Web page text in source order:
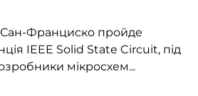
Сан-Франциско пройде
IEEE Solid State Circuit, під
мікросхем...